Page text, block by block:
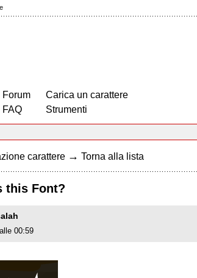
Forum
FAQ
Carica un carattere
Strumenti
carattere → Torna alla lista
this Font?
00:59